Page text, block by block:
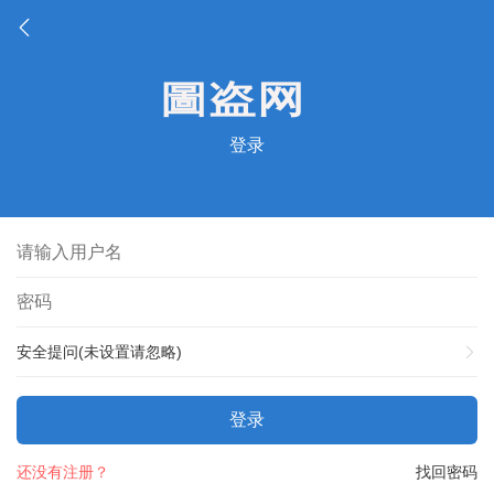
登录
安全提问(未设置请忽略)
登录
找回密码
还没有注册？